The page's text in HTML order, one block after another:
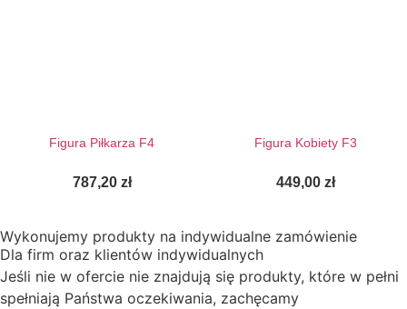
Figura Piłkarza F4
787,20 zł
Figura Kobiety F3
449,00 zł
Wykonujemy produkty na indywidualne zamówienie
Dla firm oraz klientów indywidualnych
Jeśli nie w ofercie nie znajdują się produkty, które w pełni
spełniają Państwa oczekiwania, zachęcamy